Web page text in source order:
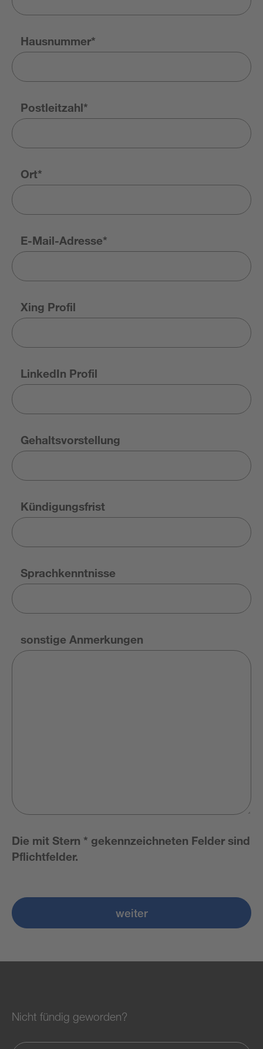
Hausnummer*
Postleitzahl*
Ort*
E-Mail-Adresse*
Xing Profil
LinkedIn Profil
Gehaltsvorstellung
Kündigungsfrist
Sprachkenntnisse
sonstige Anmerkungen
Die mit Stern * gekennzeichneten Felder sind
Pflichtfelder.
weiter
Nicht fündig geworden?